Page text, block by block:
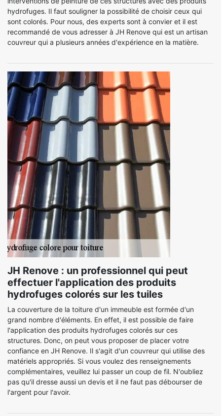
hydrofuges. Il faut souligner la possibilité de choisir ceux qui
sont colorés. Pour nous, des experts sont à convier et il est
recommandé de vous adresser à JH Renove qui est un artisan
couvreur qui a plusieurs années d'expérience en la matière.
JH Renove : un professionnel qui peut
effectuer l'application des produits
hydrofuges colorés sur les tuiles
La couverture de la toiture d'un immeuble est formée d'un
grand nombre d'éléments. En effet, il est possible de faire
l'application des produits hydrofuges colorés sur ces
structures. Donc, on peut vous proposer de placer votre
confiance en JH Renove. Il s'agit d'un couvreur qui utilise des
matériels appropriés. Si vous voulez des renseignements
complémentaires, veuillez lui passer un coup de fil. N'oubliez
pas qu'il dresse aussi un devis et il ne faut pas débourser de
l'argent pour l'avoir.